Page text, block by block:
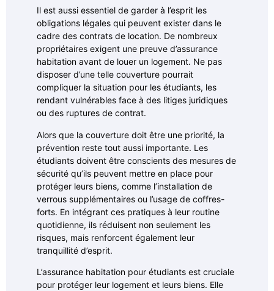
Il est aussi essentiel de garder à l’esprit les
obligations légales qui peuvent exister dans le
cadre des contrats de location. De nombreux
propriétaires exigent une preuve d’assurance
habitation avant de louer un logement. Ne pas
disposer d’une telle couverture pourrait
compliquer la situation pour les étudiants, les
rendant vulnérables face à des litiges juridiques
ou des ruptures de contrat.
Alors que la couverture doit être une priorité, la
prévention reste tout aussi importante. Les
étudiants doivent être conscients des mesures de
sécurité qu’ils peuvent mettre en place pour
protéger leurs biens, comme l’installation de
verrous supplémentaires ou l’usage de coffres-
forts. En intégrant ces pratiques à leur routine
quotidienne, ils réduisent non seulement les
risques, mais renforcent également leur
tranquillité d’esprit.
L’assurance habitation pour étudiants est cruciale
pour protéger leur logement et leurs biens. Elle